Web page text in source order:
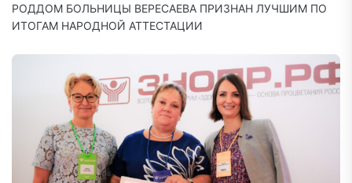
РОДДОМ БОЛЬНИЦЫ ВЕРЕСАЕВА ПРИЗНАН ЛУЧШИМ ПО
ИТОГАМ НАРОДНОЙ АТТЕСТАЦИИ